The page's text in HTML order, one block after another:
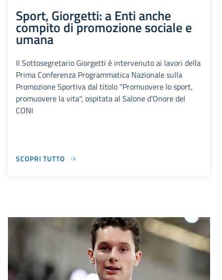
Sport, Giorgetti: a Enti anche
compito di promozione sociale e
umana
Il Sottosegretario Giorgetti è intervenuto ai lavori della
Prima Conferenza Programmatica Nazionale sulla
Promozione Sportiva dal titolo "Promuovere lo sport,
promuovere la vita", ospitata al Salone d'Onore del
CONI
SCOPRI TUTTO